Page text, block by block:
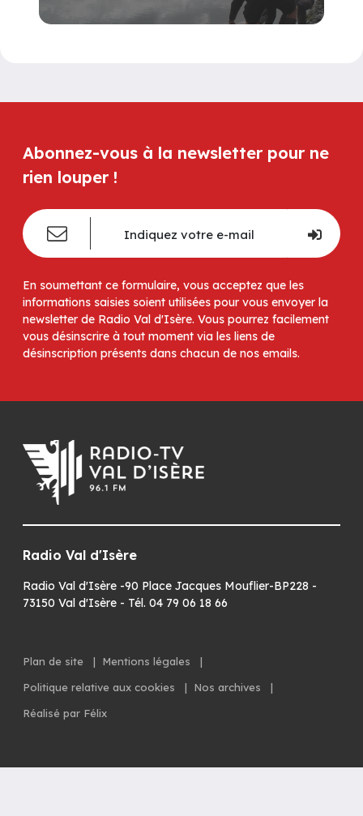
Abonnez-vous à la newsletter pour ne
rien louper !
En soumettant ce formulaire, vous acceptez que les
informations saisies soient utilisées pour vous envoyer la
newsletter de Radio Val d'Isère. Vous pourrez facilement
vous désinscrire à tout moment via les liens de
désinscription présents dans chacun de nos emails.
Radio Val d'Isère
Radio Val d'Isère -90 Place Jacques Mouflier-BP228 -
73150 Val d'Isère - Tél. 04 79 06 18 66
Plan de site | Mentions légales
|
Politique relative aux cookies
| Nos archives
|
Réalisé par Félix